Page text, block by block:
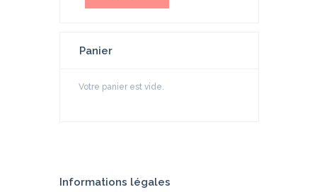
Panier
Votre panier est vide.
Informations légales